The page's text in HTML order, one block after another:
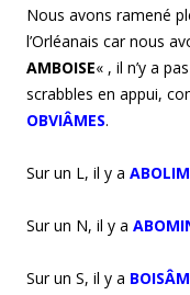
Nous avons ramené
l’Orléanais car nous
AMBOISE« , il n’y a
scrabbles en appui,
OBVIÂMES.
Sur un L, il y a
Sur un N, il y a
Sur un S, il y a